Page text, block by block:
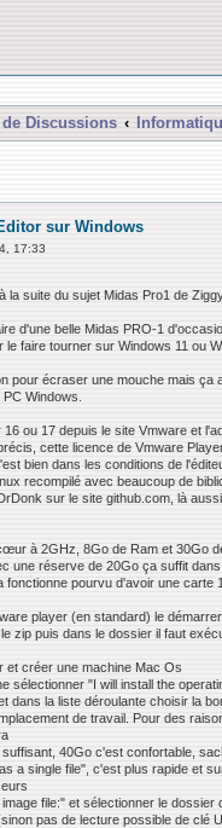
Discussions
sur Windows
17:33
la suite du sujet Midas Pro1 de
d'une belle Midas PRO-1
le faire tourner sur Windows 11 ou
pour écraser une mouche mais
Windows.
ou 17 depuis le site Vmware et
cette licence de Vmware
bien dans les conditions de
recompilé avec beaucoup de
sur le site github.com, là
à 2GHz, 8Go de Ram et 30Go
une réserve de 20Go ça suffit
fonctionne pourvu d'avoir une
player (en standard) le
zip puis dans le dossier il faut
et créer une machine Mac Os
sélectionner "I will install the
dans la liste déroulante choisir la
de travail. Pour des
40Go c'est confortable,
a single file", c'est plus rapide et
file:" et sélectionner le dossier
pas de lecture possible de clé